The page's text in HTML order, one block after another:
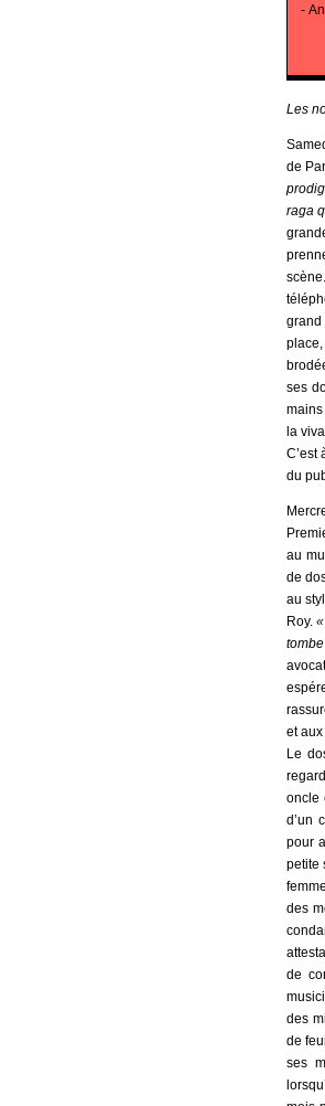
-
Les
de
raga
ses
la
C’est
du
au
de
au
Roy.
et
Le
oncle
d’un
pour
petite
des
de
des
de
ses